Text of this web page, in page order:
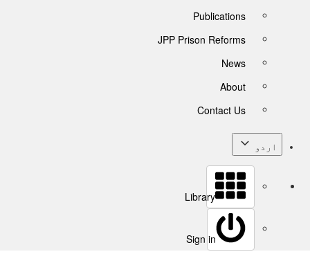
Publications
JPP Prison Reforms
News
About
Contact Us
اردو
Library
Sign in